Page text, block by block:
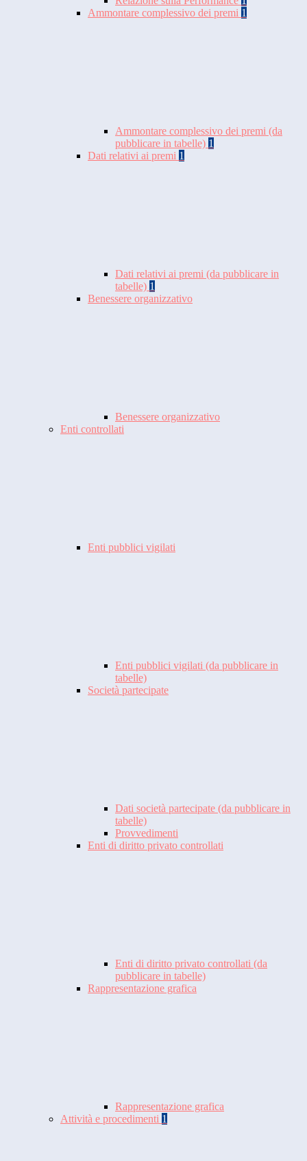
Ammontare complessivo dei premi 1
Ammontare complessivo dei premi (da
pubblicare in tabelle) 1
Dati relativi ai premi 1
Dati relativi ai premi (da pubblicare in
tabelle) 1
Benessere organizzativo
Benessere organizzativo
Enti controllati
Enti pubblici vigilati
Enti pubblici vigilati (da pubblicare in
tabelle)
Società partecipate
Dati società partecipate (da pubblicare in
tabelle)
Provvedimenti
Enti di diritto privato controllati
Enti di diritto privato controllati (da
pubblicare in tabelle)
Rappresentazione grafica
Rappresentazione grafica
Attività e procedimenti 1